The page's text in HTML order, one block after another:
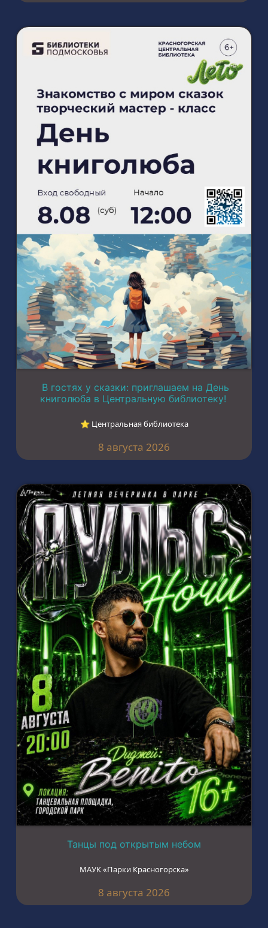
В гостях у сказки: приглашаем на День
книголюба в Центральную библиотеку!
⭐︎ Центральная библиотека
8 августа 2026
Танцы под открытым небом
МАУК «Парки Красногорска»
8 августа 2026